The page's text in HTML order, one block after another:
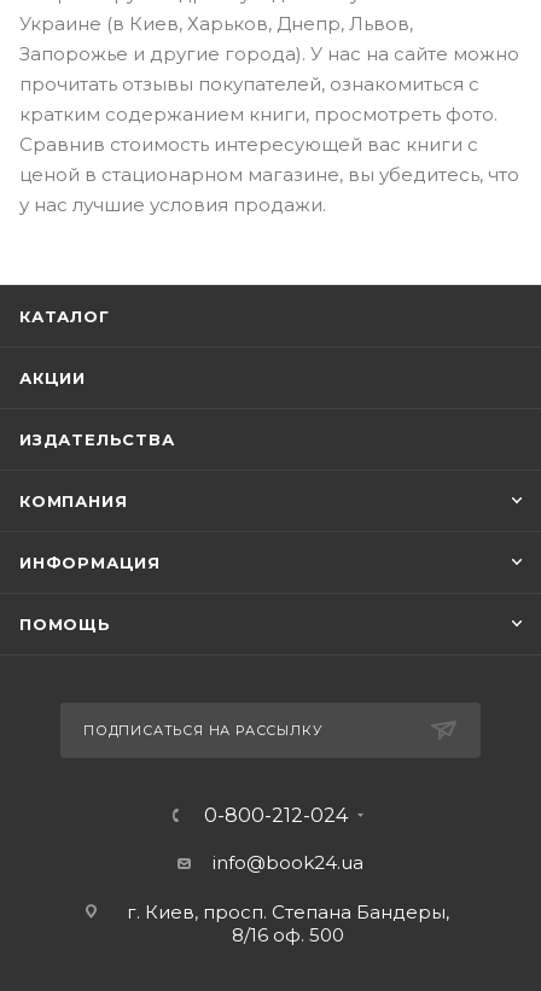
Украине (в Киев, Харьков, Днепр, Львов,
Запорожье и другие города). У нас на сайте можно
прочитать отзывы покупателей, ознакомиться с
кратким содержанием книги, просмотреть фото.
Сравнив стоимость интересующей вас книги с
ценой в стационарном магазине, вы убедитесь, что
у нас лучшие условия продажи.
КАТАЛОГ
АКЦИИ
ИЗДАТЕЛЬСТВА
КОМПАНИЯ
ИНФОРМАЦИЯ
ПОМОЩЬ
ПОДПИСАТЬСЯ НА РАССЫЛКУ
0-800-212-024
info@book24.ua
г. Киев, просп. Степана Бандеры,
8/16 оф. 500